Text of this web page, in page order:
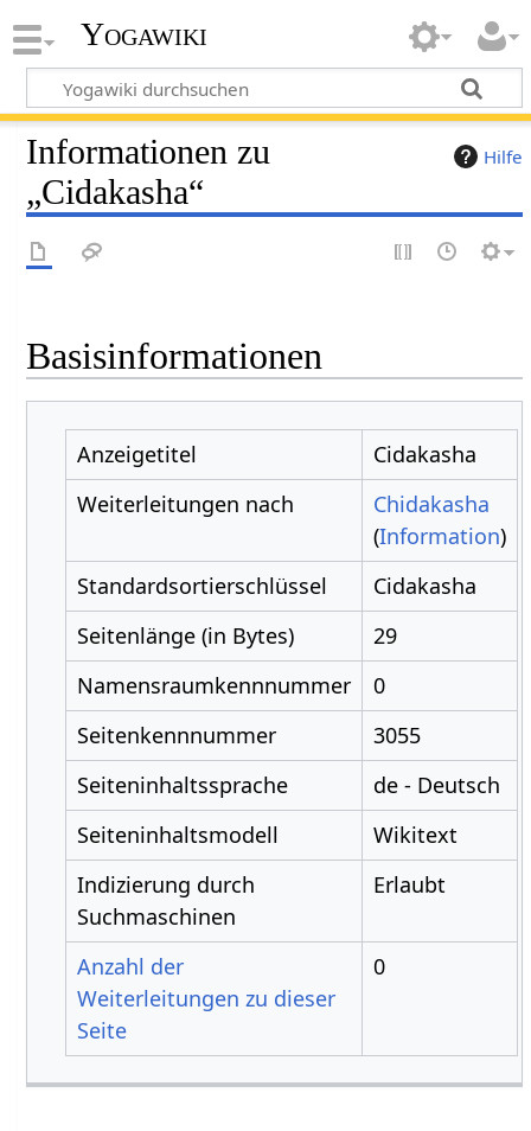
Yogawiki
Hilfe
Informationen zu
„Cidakasha“
Basisinformationen
Anzeigetitel
Cidakasha
Weiterleitungen nach
Chidakasha
(Information)
Standardsortierschlüssel
Cidakasha
Seitenlänge (in Bytes)
29
Namensraumkennnummer
0
Seitenkennnummer
3055
Seiteninhaltssprache
de - Deutsch
Seiteninhaltsmodell
Wikitext
Indizierung durch
Suchmaschinen
Erlaubt
Anzahl der
Weiterleitungen zu dieser
Seite
0